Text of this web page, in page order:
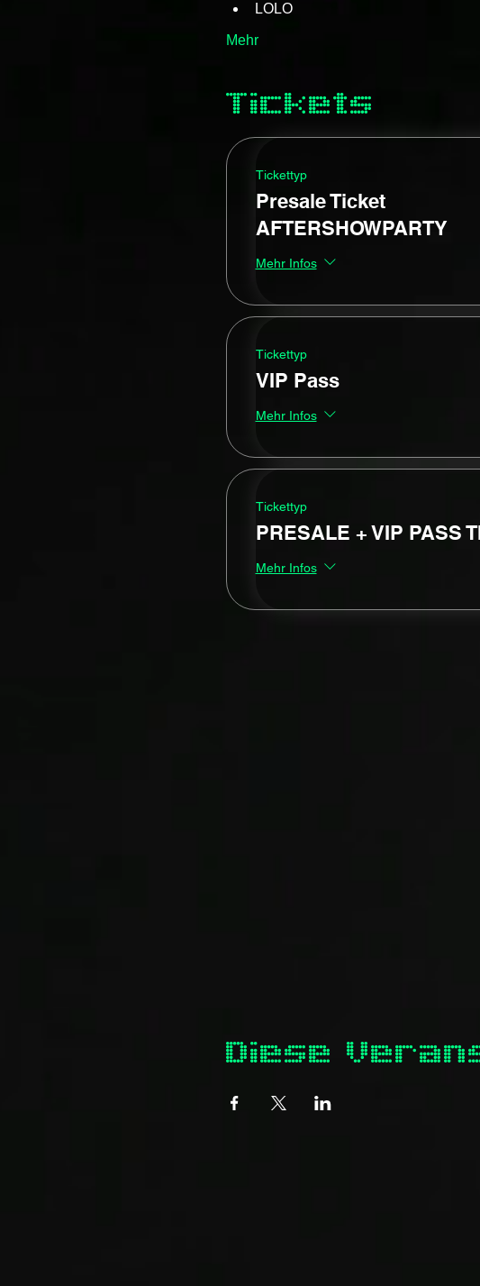
LOLO
Mehr
Tickets
Tickettyp
Presale Ticket
AFTERSHOWPARTY
Mehr Infos
Tickettyp
VIP Pass
Mehr Infos
Tickettyp
PRESALE + VIP PASS
Mehr Infos
Diese